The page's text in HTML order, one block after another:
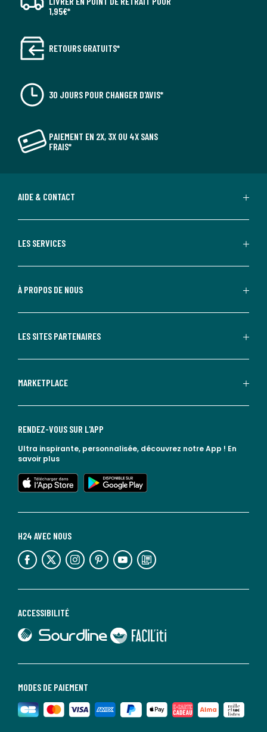
1,95€*
RETOURS GRATUITS*
30 JOURS POUR CHANGER D'AVIS*
PAIEMENT EN 2X, 3X OU 4X SANS
FRAIS*
AIDE & CONTACT
LES SERVICES
À PROPOS DE NOUS
LES SITES PARTENAIRES
MARKETPLACE
MODES DE PAIEMENT
ACCESSIBILITÉ
lien vers Sourdline
lien vers Faciliti
H24 AVEC NOUS
lien vers l'espace réseaux sociaux lien vers l'espace réseaux sociaux lien vers l'espace réseaux sociaux lien vers l'espace réseaux sociaux lien vers l'espace réseaux sociaux lien vers le blog la redoute
RENDEZ-VOUS SUR L'APP
Ultra inspirante, personnalisée, découvrez notre App ! En
savoir plus
lien vers l'app store
lien vers google play